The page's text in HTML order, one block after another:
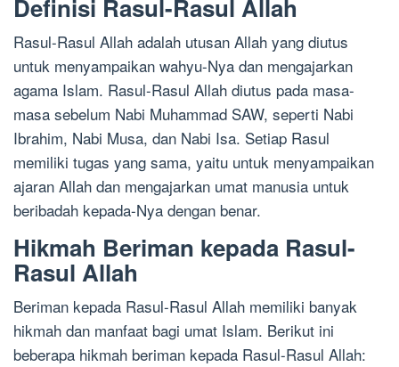
Definisi Rasul-Rasul Allah
Rasul-Rasul Allah adalah utusan Allah yang diutus
untuk menyampaikan wahyu-Nya dan mengajarkan
agama Islam. Rasul-Rasul Allah diutus pada masa-
masa sebelum Nabi Muhammad SAW, seperti Nabi
Ibrahim, Nabi Musa, dan Nabi Isa. Setiap Rasul
memiliki tugas yang sama, yaitu untuk menyampaikan
ajaran Allah dan mengajarkan umat manusia untuk
beribadah kepada-Nya dengan benar.
Hikmah Beriman kepada Rasul-
Rasul Allah
Beriman kepada Rasul-Rasul Allah memiliki banyak
hikmah dan manfaat bagi umat Islam. Berikut ini
beberapa hikmah beriman kepada Rasul-Rasul Allah: